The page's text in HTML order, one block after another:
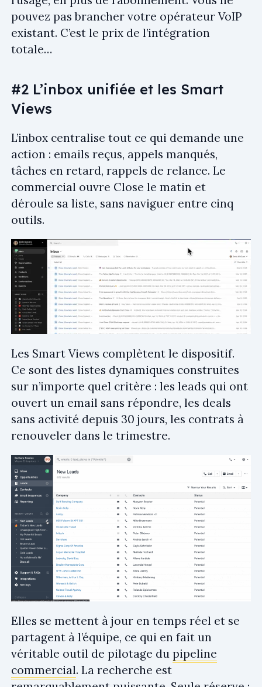
pouvez pas brancher votre opérateur VoIP
existant. C’est le prix de l’intégration
totale…
#2 L’inbox unifiée et les Smart
Views
L’inbox centralise tout ce qui demande une
action : emails reçus, appels manqués,
tâches en retard, rappels de relance. Le
commercial ouvre Close le matin et
déroule sa liste, sans naviguer entre cinq
outils.
Les Smart Views complètent le dispositif.
Ce sont des listes dynamiques construites
sur n’importe quel critère : les leads qui ont
ouvert un email sans répondre, les deals
sans activité depuis 30 jours, les contrats à
renouveler dans le trimestre.
Elles se mettent à jour en temps réel et se
partagent à l’équipe, ce qui en fait un
véritable outil de pilotage du pipeline
commercial. La recherche est